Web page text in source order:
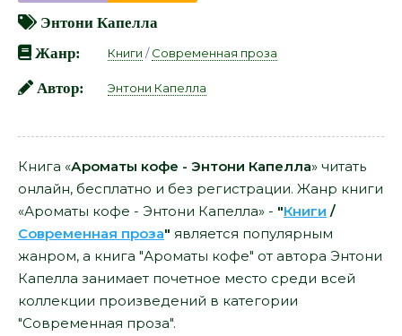
Энтони Капелла
Жанр:
Книги /Современная проза
Автор: Энтони Капелла
Книга «Ароматы кофе - Энтони Капелла» читать
онлайн, бесплатно и без регистрации. Жанр книги
«Ароматы кофе - Энтони Капелла» - "Книги /
Современная проза" является популярным
жанром, а книга "Ароматы кофе" от автора Энтони
Капелла занимает почетное место среди всей
коллекции произведений в категории
"Современная проза".